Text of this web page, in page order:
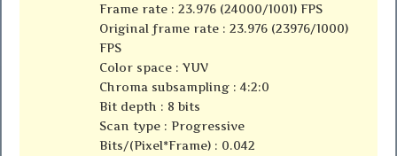
Frame rate : 23.976 (24000/1001) FPS
Original frame rate : 23.976 (23976/1000)
FPS
Color space : YUV
Chroma subsampling : 4:2:0
Bit depth : 8 bits
Scan type : Progressive
Bits/(Pixel*Frame) : 0.042